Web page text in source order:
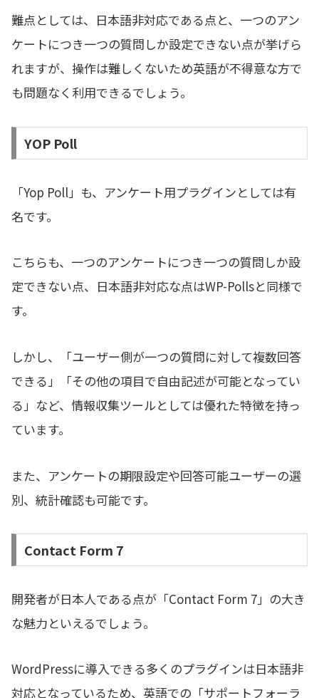
難点としては、日本語非対応である点と、一つのアン
ケートにつき一つの質問しか設定できない点が挙げら
れますが、操作は難しくないため英語が不得意な方で
も問題なく利用できるでしょう。
YOP Poll
「Yop Poll」も、アンケート用プラグインとしては有
名です。
こちらも、一つのアンケートにつき一つの質問しか設
定できない点、日本語非対応な点はWP-Pollsと同様で
す。
しかし、「ユーザー側が一つの質問に対して複数回答
できる」「その他の項目で自由記述が可能となってい
る」など、情報収集ツールとしては優れた特徴を持っ
ています。
また、アンケートの期限設定や回答可能ユーザーの選
別、統計確認も可能です。
Contact Form 7
開発者が日本人である点が「Contact Form 7」の大き
な魅力といえるでしょう。
WordPressに導入できる多くのプラグインは日本語非
対応となっているため、英語での「サポートフォーラ